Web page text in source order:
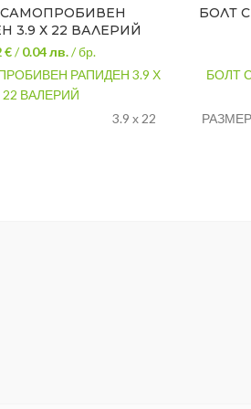
3.9 Х 22 ВАЛЕРИЙ
€/0.04лв. / бр.
РАПИДЕН 3.9 Х
22 ВАЛЕРИЙ
3.9 х 22
БОЛТ
БОЛТ